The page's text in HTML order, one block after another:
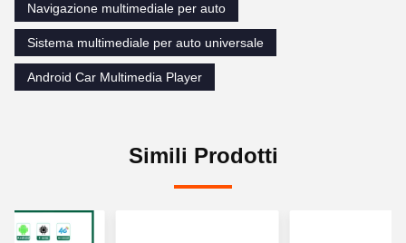
Navigazione multimediale per auto
Sistema multimediale per auto universale
Android Car Multimedia Player
Simili Prodotti